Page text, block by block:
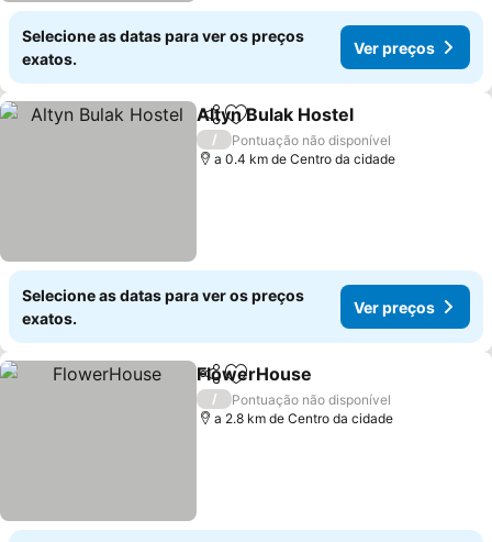
Selecione as datas para ver os preços
exatos.
Ver preços
PartilharAdicionar aos favoritos
Altyn Bulak Hostel
/
Pontuação não disponível
a 0.4 km de Centro da cidade
Selecione as datas para ver os preços
exatos.
Ver preços
PartilharAdicionar aos favoritos
FlowerHouse
/
Pontuação não disponível
a 2.8 km de Centro da cidade